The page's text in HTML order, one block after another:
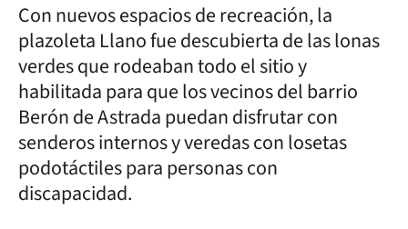
Con nuevos espacios de recreación, la
plazoleta Llano fue descubierta de las lonas
verdes que rodeaban todo el sitio y
habilitada para que los vecinos del barrio
Berón de Astrada puedan disfrutar con
senderos internos y veredas con losetas
podotáctiles para personas con
discapacidad.